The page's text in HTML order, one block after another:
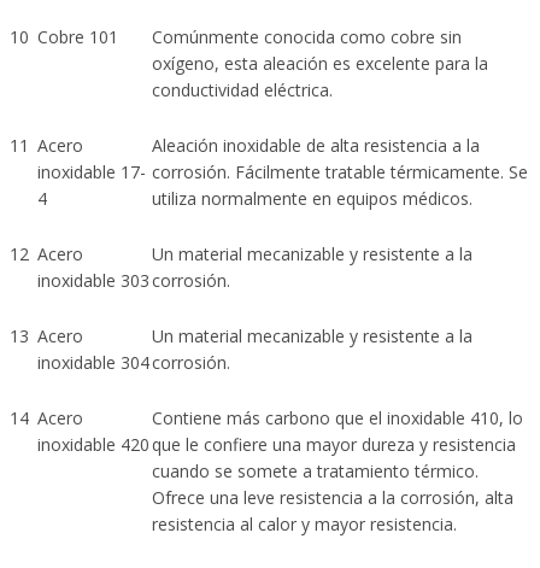
10 Cobre 101
Comúnmente conocida como cobre sin
oxígeno, esta aleación es excelente para la
conductividad eléctrica.
11 Acero
inoxidable 17-
4
Aleación inoxidable de alta resistencia a la
corrosión. Fácilmente tratable térmicamente. Se
utiliza normalmente en equipos médicos.
12 Acero
inoxidable 303
Un material mecanizable y resistente a la
corrosión.
13 Acero
inoxidable 304
Un material mecanizable y resistente a la
corrosión.
14 Acero
inoxidable 420
Contiene más carbono que el inoxidable 410, lo
que le confiere una mayor dureza y resistencia
cuando se somete a tratamiento térmico.
Ofrece una leve resistencia a la corrosión, alta
resistencia al calor y mayor resistencia.